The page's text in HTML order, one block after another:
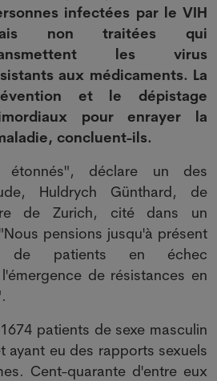
infectées par le VIH
non traitées qui
les virus
aux médicaments. La
et le dépistage
pour enrayer la
concluent-ils.
étonnés", déclare un des
Huldrych Günthard, de
de Zurich, cité dans un
pensions jusqu'à présent
de patients en échec
de résistances en
patients de sexe masculin
ayant eu des rapports sexuels
Cent-quarante d'entre eux